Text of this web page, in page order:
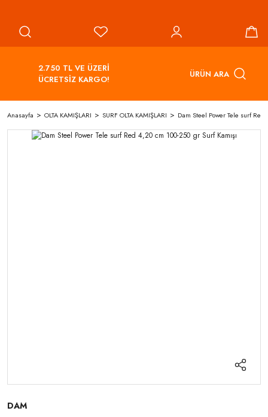
2.750 TL VE ÜZERİ
ÜCRETSİZ KARGO!
ÜRÜN ARA
Anasayfa OLTA KAMIŞLARI SURF OLTA KAMIŞLARI Dam Steel Power Tele surf Red
DAM